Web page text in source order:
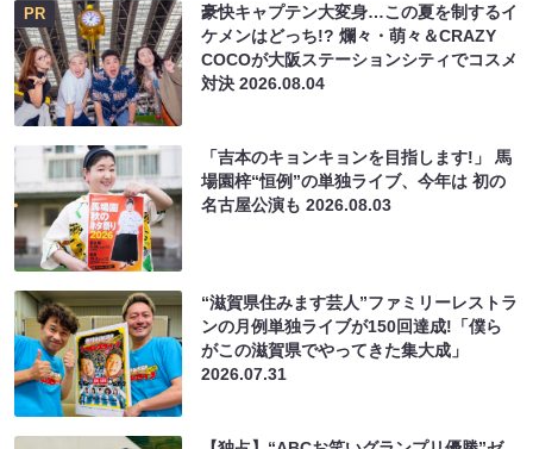
PR
豪快キャプテン大変身…この夏を制するイ
ケメンはどっち!? 爛々・萌々＆CRAZY
COCOが大阪ステーションシティでコスメ
対決2026.08.04
「吉本のキョンキョンを目指します!」 馬
場園梓“恒例”の単独ライブ、今年は 初の
名古屋公演も2026.08.03
“滋賀県住みます芸人”ファミリーレストラ
ンの月例単独ライブが150回達成!「僕ら
がこの滋賀県でやってきた集大成」
2026.07.31